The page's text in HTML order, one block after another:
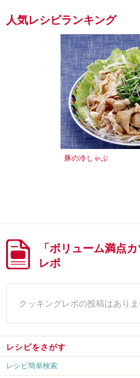
人気レシピランキング
豚の冷しゃぶ
「ボリューム満点
レポ
クッキングレポの投稿はあり
レシピをさがす
レシピ簡単検索